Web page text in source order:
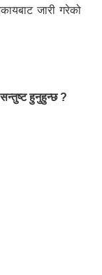
जारी गरेको
हुनुहुन्छ ?